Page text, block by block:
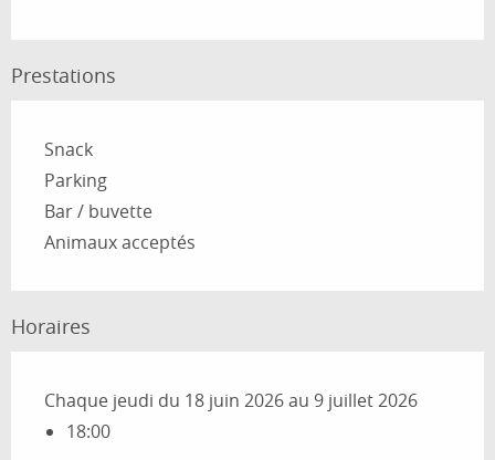
Prestations
Snack
Parking
Bar / buvette
Animaux acceptés
Horaires
Chaque jeudi du 18 juin 2026 au 9 juillet 2026
18:00